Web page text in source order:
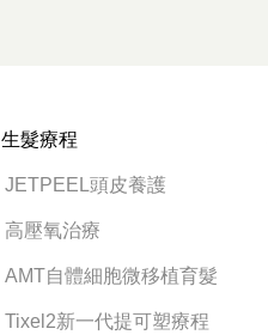
生髮療程
JETPEEL頭皮養護
高壓氧治療
AMT自體細胞微移植育髮
Tixel2新一代提可塑療程